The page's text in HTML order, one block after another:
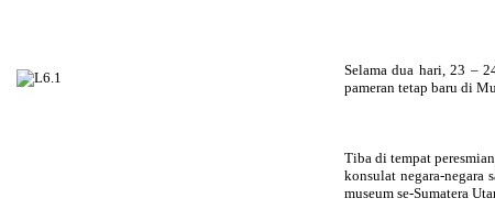
Selama dua hari, 23 –
pameran tetap baru di
Tiba di tempat
konsulat negara-negara
museum se-Sumatera